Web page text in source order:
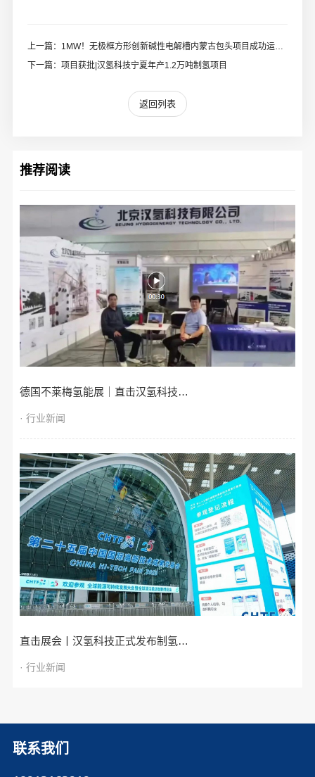
上一篇：1MW！无极框方形创新碱性电解槽内蒙古包头项目成功运行，汉氢科技推动绿色能源新时代！
下一篇：项目获批|汉氢科技宁夏年产1.2万吨制氢项目
返回列表
推荐阅读
德国不莱梅氢能展｜直击汉氢科技…
· 行业新闻
直击展会丨汉氢科技正式发布制氢…
· 行业新闻
联系我们